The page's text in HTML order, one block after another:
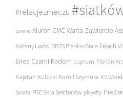
#relacjezmeczu
Lorenc Aluron CMC Warta Zawiercie
Każany Lwów BBTS Bielsko-Biała beach
Enea Czarni Radom cuprum Florian
Kajetan Kubicki Kamil Szymura KS
świata PGE Skra Bełchatów playoffy